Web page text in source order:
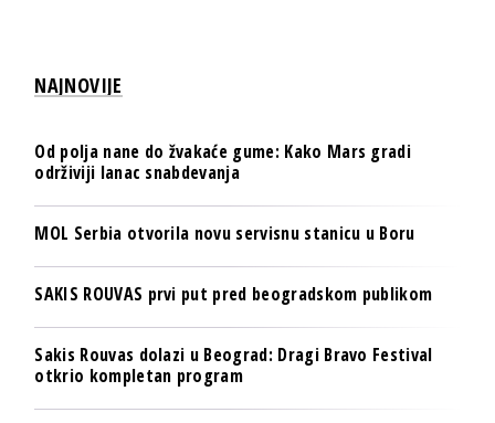
NAJNOVIJE
Od polja nane do žvakaće gume: Kako Mars gradi
održiviji lanac snabdevanja
MOL Serbia otvorila novu servisnu stanicu u Boru
SAKIS ROUVAS prvi put pred beogradskom publikom
Sakis Rouvas dolazi u Beograd: Dragi Bravo Festival
otkrio kompletan program